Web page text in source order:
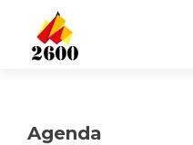
Agenda